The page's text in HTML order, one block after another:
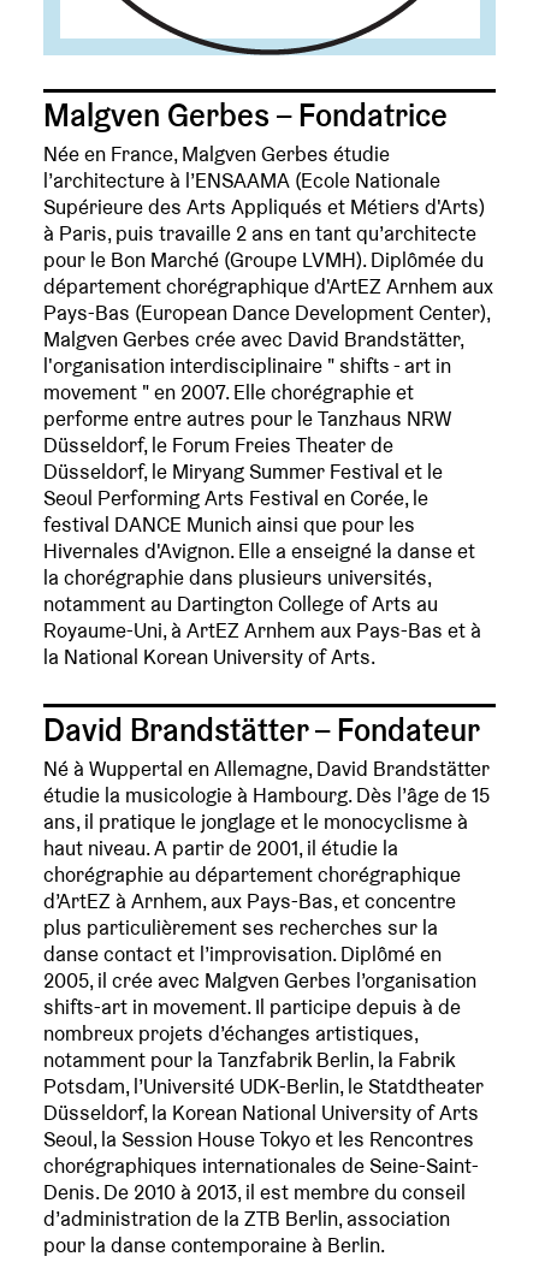
Malgven Gerbes – Fondatrice
Née en France, Malgven Gerbes étudie
l’architecture à l’ENSAAMA (Ecole Nationale
Supérieure des Arts Appliqués et Métiers d'Arts)
à Paris, puis travaille 2 ans en tant qu’architecte
pour le Bon Marché (Groupe LVMH). Diplômée du
département chorégraphique d'ArtEZ Arnhem aux
Pays-Bas (European Dance Development Center),
Malgven Gerbes crée avec David Brandstätter,
l'organisation interdisciplinaire " shifts - art in
movement " en 2007. Elle chorégraphie et
performe entre autres pour le Tanzhaus NRW
Düsseldorf, le Forum Freies Theater de
Düsseldorf, le Miryang Summer Festival et le
Seoul Performing Arts Festival en Corée, le
festival DANCE Munich ainsi que pour les
Hivernales d'Avignon. Elle a enseigné la danse et
la chorégraphie dans plusieurs universités,
notamment au Dartington College of Arts au
Royaume-Uni, à ArtEZ Arnhem aux Pays-Bas et à
la National Korean University of Arts.
David Brandstätter – Fondateur
Né à Wuppertal en Allemagne, David Brandstätter
étudie la musicologie à Hambourg. Dès l’âge de 15
ans, il pratique le jonglage et le monocyclisme à
haut niveau. A partir de 2001, il étudie la
chorégraphie au département chorégraphique
d’ArtEZ à Arnhem, aux Pays-Bas, et concentre
plus particulièrement ses recherches sur la
danse contact et l’improvisation. Diplômé en
2005, il crée avec Malgven Gerbes l’organisation
shifts-art in movement. Il participe depuis à de
nombreux projets d’échanges artistiques,
notamment pour la Tanzfabrik Berlin, la Fabrik
Potsdam, l’Université UDK-Berlin, le Statdtheater
Düsseldorf, la Korean National University of Arts
Seoul, la Session House Tokyo et les Rencontres
chorégraphiques internationales de Seine-Saint-
Denis. De 2010 à 2013, il est membre du conseil
d’administration de la ZTB Berlin, association
pour la danse contemporaine à Berlin.